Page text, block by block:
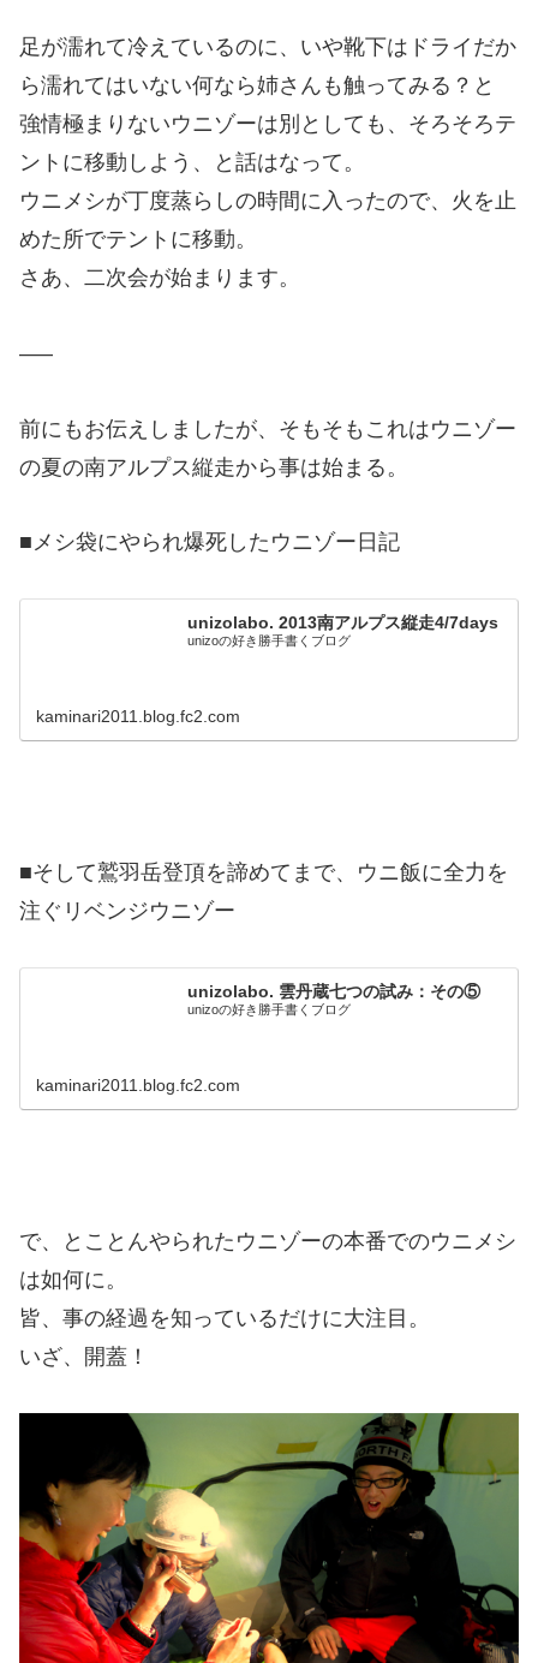
足が濡れて冷えているのに、いや靴下はドライだか
ら濡れてはいない何なら姉さんも触ってみる？と
強情極まりないウニゾーは別としても、そろそろテ
ントに移動しよう、と話はなって。
ウニメシが丁度蒸らしの時間に入ったので、火を止
めた所でテントに移動。
さあ、二次会が始まります。
—–
前にもお伝えしましたが、そもそもこれはウニゾー
の夏の南アルプス縦走から事は始まる。
■メシ袋にやられ爆死したウニゾー日記
unizolabo. 2013南アルプス縦走4/7days
unizoの好き勝手書くブログ
kaminari2011.blog.fc2.com
■そして鷲羽岳登頂を諦めてまで、ウニ飯に全力を
注ぐリベンジウニゾー
unizolabo. 雲丹蔵七つの試み：その⑤
unizoの好き勝手書くブログ
kaminari2011.blog.fc2.com
で、とことんやられたウニゾーの本番でのウニメシ
は如何に。
皆、事の経過を知っているだけに大注目。
いざ、開蓋！